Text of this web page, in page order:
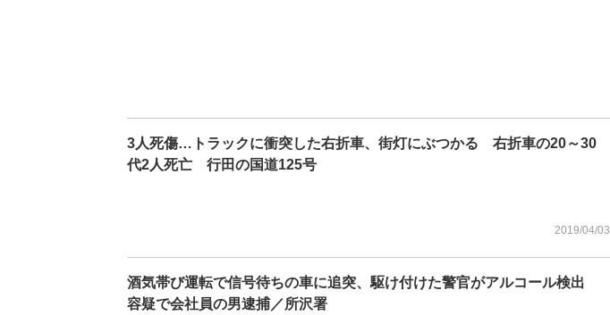
3人死傷…トラックに衝突した右折車、街灯にぶつかる 右折車の20～30
代2人死亡 行田の国道125号
2019/04/03
酒気帯び運転で信号待ちの車に追突、駆け付けた警官がアルコール検出
容疑で会社員の男逮捕／所沢署